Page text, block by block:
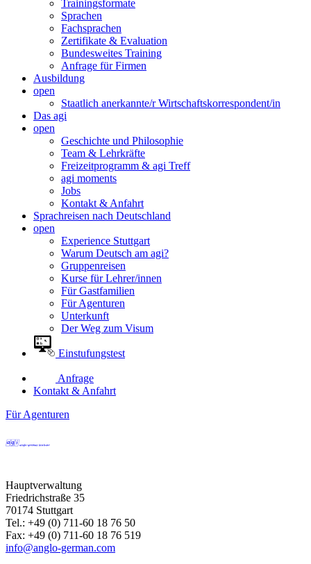
Trainingsformate
Sprachen
Fachsprachen
Zertifikate & Evaluation
Bundesweites Training
Anfrage für Firmen
Ausbildung
open
Staatlich anerkannte/r Wirtschaftskorrespondent/in
Das agi
open
Geschichte und Philosophie
Team & Lehrkräfte
Freizeitprogramm & agi Treff
agi moments
Jobs
Kontakt & Anfahrt
Sprachreisen nach Deutschland
open
Experience Stuttgart
Warum Deutsch am agi?
Gruppenreisen
Kurse für Lehrer/innen
Für Gastfamilien
Für Agenturen
Unterkunft
Der Weg zum Visum
Einstufungstest
Anfrage
Kontakt & Anfahrt
Für Agenturen
Hauptverwaltung
Friedrichstraße 35
70174 Stuttgart
Tel.: +49 (0) 711-60 18 76 50
Fax: +49 (0) 711-60 18 76 519
info@anglo-german.com